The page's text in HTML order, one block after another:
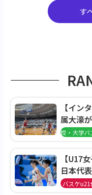
す
【イン
属大濠
を撃破
高校・大学
【U17
日本代
て予選
バスケu21